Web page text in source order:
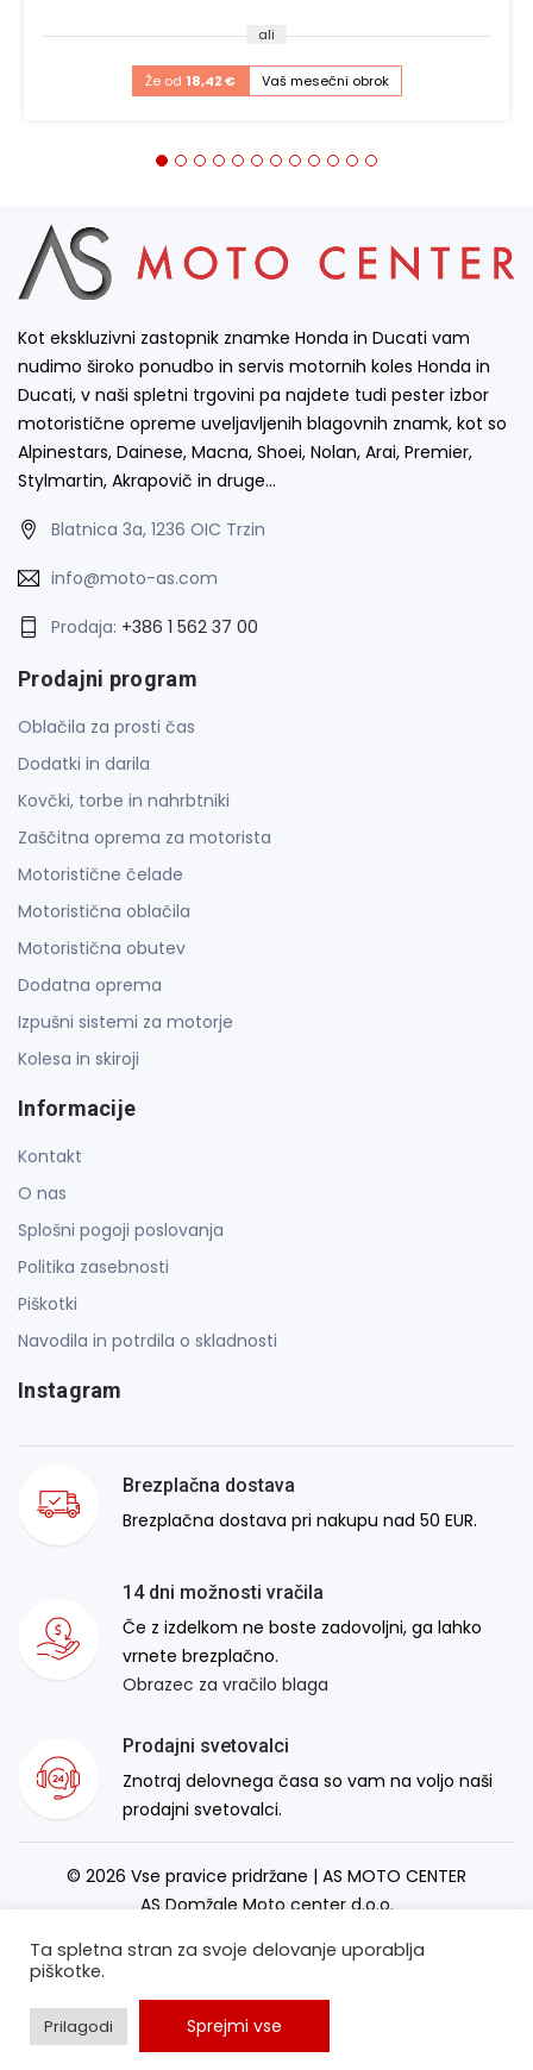
ali
Že od 18,42 € Vaš mesečni obrok
Kot ekskluzivni zastopnik znamke Honda in Ducati vam
nudimo široko ponudbo in servis motornih koles Honda in
Ducati, v naši spletni trgovini pa najdete tudi pester izbor
motoristične opreme uveljavljenih blagovnih znamk, kot so
Alpinestars, Dainese, Macna, Shoei, Nolan, Arai, Premier,
Stylmartin, Akrapovič in druge…
Blatnica 3a, 1236 OIC Trzin
info@moto-as.com
Prodaja: +386 1 562 37 00
Prodajni program
Oblačila za prosti čas
Dodatki in darila
Kovčki, torbe in nahrbtniki
Zaščitna oprema za motorista
Motoristične čelade
Motoristična oblačila
Motoristična obutev
Dodatna oprema
Izpušni sistemi za motorje
Kolesa in skiroji
Informacije
Kontakt
O nas
Splošni pogoji poslovanja
Politika zasebnosti
Piškotki
Navodila in potrdila o skladnosti
Instagram
Brezplačna dostava
Brezplačna dostava pri nakupu nad 50 EUR.
14 dni možnosti vračila
Če z izdelkom ne boste zadovoljni, ga lahko
vrnete brezplačno.
Obrazec za vračilo blaga
Prodajni svetovalci
Znotraj delovnega časa so vam na voljo naši
prodajni svetovalci.
© 2026 Vse pravice pridržane | AS MOTO CENTER
AS Domžale Moto center d.o.o.
Ta spletna stran za svoje delovanje uporablja
piškotke.
Prilagodi Sprejmi vse